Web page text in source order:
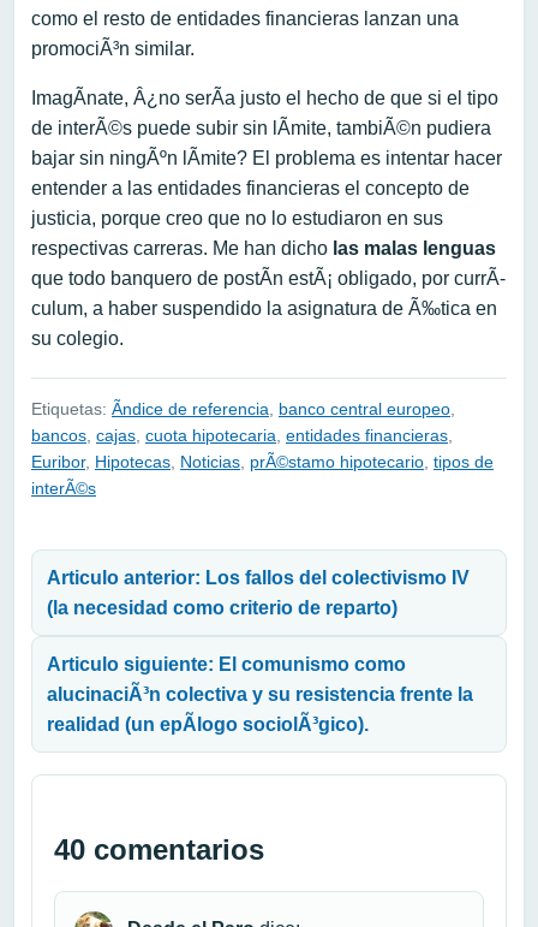
como el resto de entidades financieras lanzan una
promociÃ³n similar.
ImagÃ­nate, Â¿no serÃ­a justo el hecho de que si el tipo
de interÃ©s puede subir sin lÃ­mite, tambiÃ©n pudiera
bajar sin ningÃºn lÃ­mite? El problema es intentar hacer
entender a las entidades financieras el concepto de
justicia, porque creo que no lo estudiaron en sus
respectivas carreras. Me han dicho las malas lenguas
que todo banquero de postÃ­n estÃ¡ obligado, por currÃ­
culum, a haber suspendido la asignatura de Ã‰tica en
su colegio.
Etiquetas: Ã­ndice de referencia banco central europeo
bancos cajas cuota hipotecaria entidades financieras
Euribor, Hipotecas Noticias prÃ©stamo hipotecario tipos de
interÃ©s
Articulo anterior: Los fallos del colectivismo IV
(la necesidad como criterio de reparto)
Articulo siguiente: El comunismo como
alucinaciÃ³n colectiva y su resistencia frente la
realidad (un epÃ­logo sociolÃ³gico).
40 comentarios